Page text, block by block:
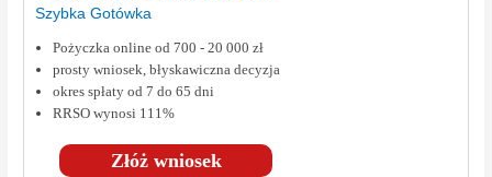
Szybka Gotówka
Złóż wniosek
Pożyczka online od 700 - 20 000 zł
prosty wniosek, błyskawiczna decyzja
okres spłaty od 7 do 65 dni
RRSO wynosi 111%